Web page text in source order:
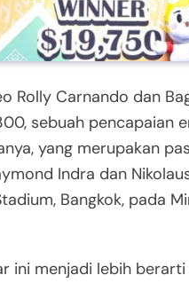
Rolly Carnando dan
sebuah pencapaian
yang merupakan
Indra dan
Bangkok, pada
ini menjadi lebih